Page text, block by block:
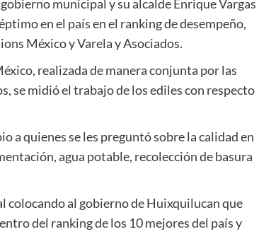
municipal y su alcalde Enrique Vargas
en el país en el ranking de desempeño,
México y Varela y Asociados.
realizada de manera conjunta por las
se midió el trabajo de los ediles con respecto
a quienes se les preguntó sobre la calidad en
agua potable, recolección de basura
colocando al gobierno de Huixquilucan que
del ranking de los 10 mejores del país y